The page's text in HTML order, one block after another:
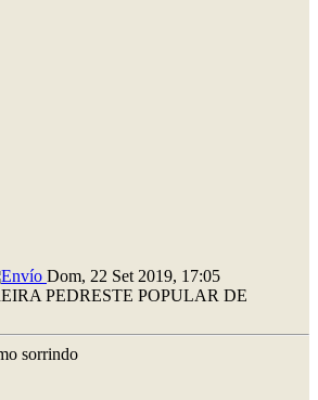
Dom, 22 Set 2019, 17:05
PEDRESTE POPULAR DE